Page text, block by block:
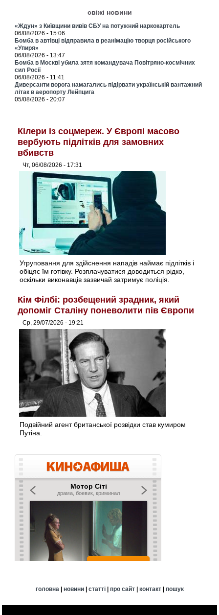
свіжі новини
«Ждун» з Київщини вивів СБУ на потужний наркокартель
06/08/2026 - 15:06
Бомба в автівці відправила в реанімацію творця російського
«Упиря»
06/08/2026 - 13:47
Бомба в Москві убила зятя командувача Повітряно-космічних
сил Росії
06/08/2026 - 11:41
Диверсанти ворога намагались підірвати українській вантажний
літак в аеропорту Лейпцига
05/08/2026 - 20:07
Кілери із соцмереж. У Європі масово
вербують підлітків для замовних
вбивств
Чт, 06/08/2026 - 17:31
Угруповання для здійснення нападів наймає підлітків і
обіцяє їм готівку. Розплачуватися доводиться рідко,
оскільки виконавців зазвичай затримує поліція.
Кім Філбі: розбещений зрадник, який
допоміг Сталіну поневолити пів Європи
Ср, 29/07/2026 - 19:21
Подвійний агент британської розвідки став кумиром
Путіна.
головна| новини| статті| про сайт| контакт| пошук